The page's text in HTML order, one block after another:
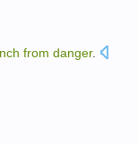
from danger.